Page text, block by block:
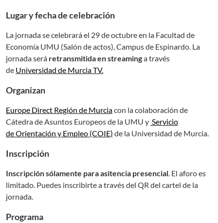
Lugar y fecha de celebración
La jornada se celebrará el 29 de octubre en la Facultad de
Economía UMU (Salón de actos), Campus de Espinardo. La
jornada será retransmitida en streaminga través
de Universidad de Murcia TV.
Organizan
Europe Direct Región de Murciacon la colaboración de
Cátedra de Asuntos Europeos de la UMU y Servicio
de Orientación y Empleo (COIE) de la Universidad de Murcia.
Inscripción
Inscripción sólamente para asitencia presencial. El aforo es
limitado. Puedes inscribirte a través del QR del cartel de la
jornada.
Programa